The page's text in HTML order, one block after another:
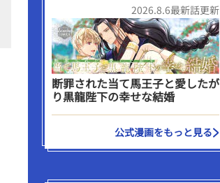
2026.8.6最新話更新
断罪された当て馬王子と愛したが
り黒龍陛下の幸せな結婚
公式漫画をもっと見る